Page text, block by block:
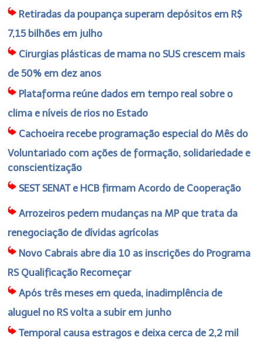
Retiradas da poupança superam depósitos em R$
7,15 bilhões em julho
Cirurgias plásticas de mama no SUS crescem mais
de 50% em dez anos
Plataforma reúne dados em tempo real sobre o
clima e níveis de rios no Estado
Cachoeira recebe programação especial do Mês do
Voluntariado com ações de formação, solidariedade e
conscientização
SEST SENAT e HCB firmam Acordo de Cooperação
Arrozeiros pedem mudanças na MP que trata da
renegociação de dívidas agrícolas
Novo Cabrais abre dia 10 as inscrições do Programa
RS Qualificação Recomeçar
Após três meses em queda, inadimplência de
aluguel no RS volta a subir em junho
Temporal causa estragos e deixa cerca de 2,2 mil